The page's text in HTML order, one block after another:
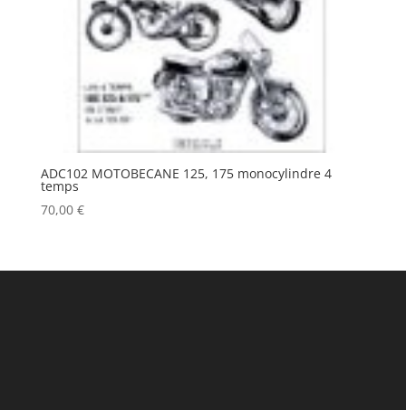
ADC102 MOTOBECANE 125, 175 monocylindre 4
temps
70,00 €